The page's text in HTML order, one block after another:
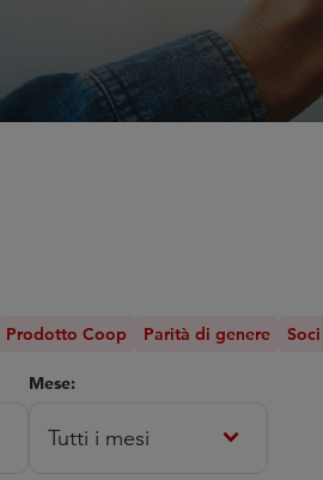
Prodotto Coop Parità di genere Soci
Mese:
Tutti i mesi expand_more